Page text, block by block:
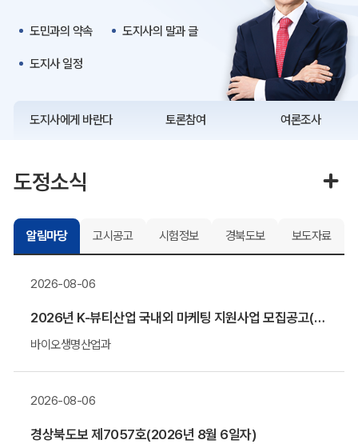
정보공개
도민과의 약속 도지사의 말과 글
도지사 일정
도지사에게 바란다 토론참여 여론조사
도정소식
알림마당 고시공고 시험정보 경북도보 보도자료
2026-08-06
2026년 K-뷰티산업 국내외 마케팅 지원사업 모집공고(말레이시아&우즈베키스탄 공동관)
바이오생명산업과
2026-08-06
경상북도보 제7057호(2026년 8월 6일자)